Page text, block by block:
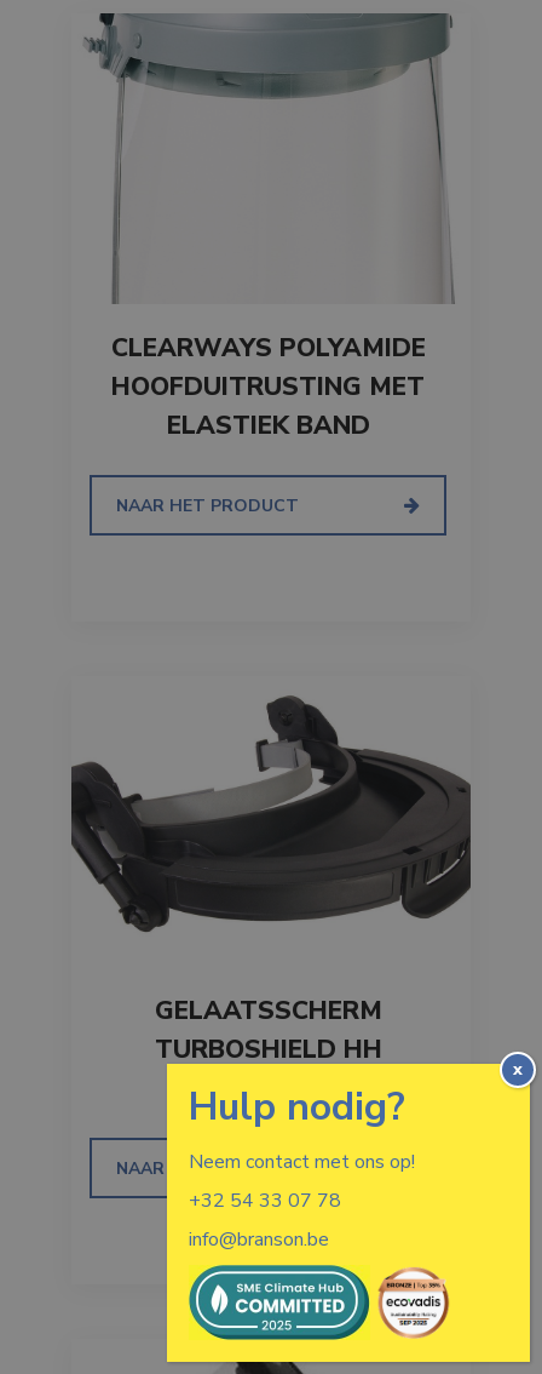
CLEARWAYS POLYAMIDE
HOOFDUITRUSTING MET
ELASTIEK BAND
NAAR HET PRODUCT
GELAATSSCHERM
TURBOSHIELD HH
ADAPTER
NAAR HET PRODUCT
Neem contact met ons op!
+32 54 33 07 78
info@branson.be